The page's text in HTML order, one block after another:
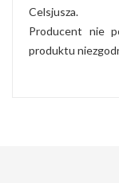
Celsjusza.
Producent nie
produktu